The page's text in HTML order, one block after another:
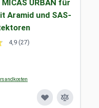
URBAN für
Aramid und SAS-
4,9 (27)